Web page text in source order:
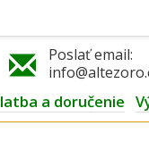
Poslať email:
a doručenie